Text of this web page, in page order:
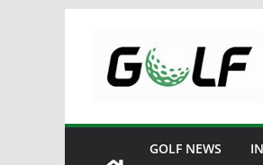
content
GOLF NEWS